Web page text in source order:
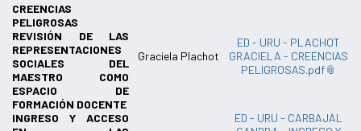
CREENCIAS
PELIGROSAS
REVISIÓN DE LAS
REPRESENTACIONES
SOCIALES DEL
MAESTRO COMO
ESPACIO DE
FORMACIÓN DOCENTE
Graciela Plachot
ED - URU - PLACHOT
GRACIELA - CREENCIAS
PELIGROSAS.pdf
INGRESO Y ACCESO
ED - URU - CARBAJAL